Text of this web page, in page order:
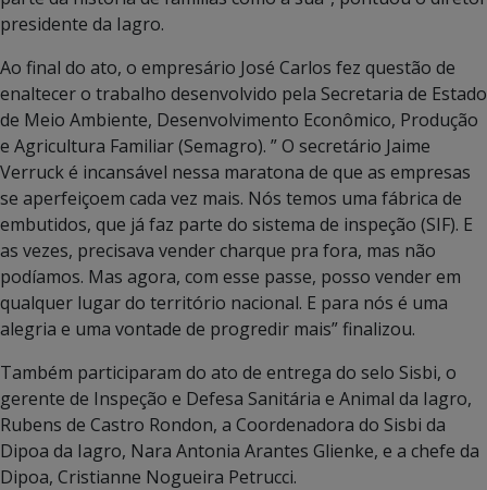
presidente da Iagro.
Ao final do ato, o empresário José Carlos fez questão de
enaltecer o trabalho desenvolvido pela Secretaria de Estado
de Meio Ambiente, Desenvolvimento Econômico, Produção
e Agricultura Familiar (Semagro). ” O secretário Jaime
Verruck é incansável nessa maratona de que as empresas
se aperfeiçoem cada vez mais. Nós temos uma fábrica de
embutidos, que já faz parte do sistema de inspeção (SIF). E
as vezes, precisava vender charque pra fora, mas não
podíamos. Mas agora, com esse passe, posso vender em
qualquer lugar do território nacional. E para nós é uma
alegria e uma vontade de progredir mais” finalizou.
Também participaram do ato de entrega do selo Sisbi, o
gerente de Inspeção e Defesa Sanitária e Animal da Iagro,
Rubens de Castro Rondon, a Coordenadora do Sisbi da
Dipoa da Iagro, Nara Antonia Arantes Glienke, e a chefe da
Dipoa, Cristianne Nogueira Petrucci.